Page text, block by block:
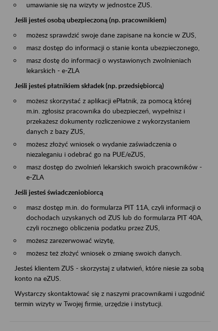
umawianie się na wizyty w jednostce ZUS.
Jeśli jesteś osobą ubezpieczoną (np. pracownikiem)
możesz sprawdzić swoje dane zapisane na koncie w ZUS,
masz dostęp do informacji o stanie konta ubezpieczonego,
masz dostę do informacji o wystawionych zwolnieniach
lekarskich - e-ZLA
Jeśli jesteś płatnikiem składek (np. przedsiębiorcą)
możesz skorzystać z aplikacji ePłatnik, za pomocą której
m.in. zgłosisz pracownika do ubezpieczeń, wypełnisz i
przekażesz dokumenty rozliczeniowe z wykorzystaniem
danych z bazy ZUS,
możesz złożyć wniosek o wydanie zaświadczenia o
niezaleganiu i odebrać go na PUE/eZUS,
masz dostęp do zwolnień lekarskich swoich pracowników -
e-ZLA
Jeśli jesteś świadczeniobiorcą
masz dostęp m.in. do formularza PIT 11A, czyli informacji o
dochodach uzyskanych od ZUS lub do formularza PIT 40A,
czyli rocznego obliczenia podatku przez ZUS,
możesz zarezerwować wizytę,
możesz też złożyć wniosek o zmianę swoich danych.
Jesteś klientem ZUS - skorzystaj z ułatwień, które niesie za sobą
konto na eZUS.
Wystarczy skontaktować się z naszymi pracownikami i uzgodnić
termin wizyty w Twojej firmie, urzędzie i instytucji.